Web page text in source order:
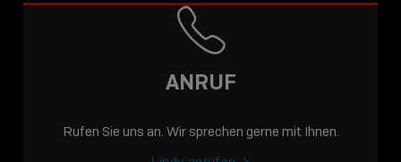
USB-C ÜBER LANGE
DISTANZEN: AKTIVE
USB-C-KABEL FÜR
STABILE 10 GBIT/S BIS
ANRUF
Rufen Sie uns an. Wir sprechen gerne mit Ihnen.